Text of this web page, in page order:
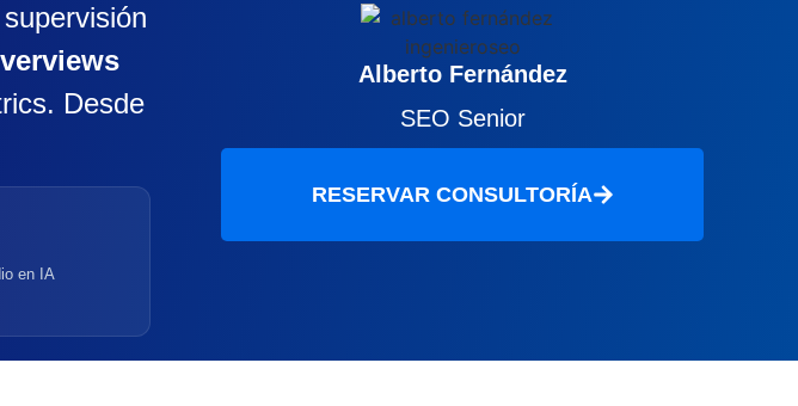
Desde
en IA
Alberto Fernández
SEO Senior
RESERVAR CONSULTORÍA